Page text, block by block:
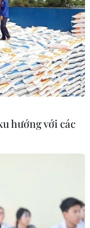
tiến hành giãn
Chính phủ trên địa
hướng với các